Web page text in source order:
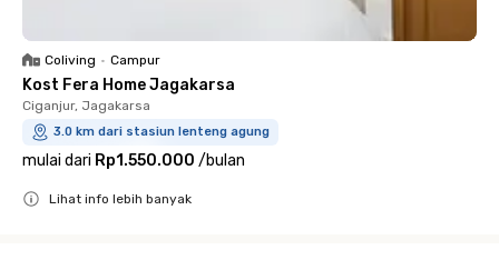
Coliving • Campur
Kost Fera Home Jagakarsa
Ciganjur, Jagakarsa
3.0 km dari stasiun lenteng agung
mulai dari Rp1.550.000 /bulan
Lihat info lebih banyak